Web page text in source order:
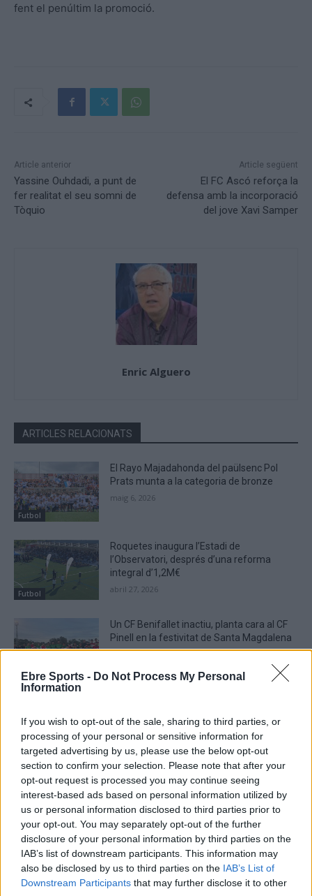
Ebre Sports - Do Not Process My Personal
Information
If you wish to opt-out of the sale, sharing to third parties, or
processing of your personal or sensitive information for
targeted advertising by us, please use the below opt-out
section to confirm your selection. Please note that after your
opt-out request is processed you may continue seeing
interest-based ads based on personal information utilized by
us or personal information disclosed to third parties prior to
your opt-out. You may separately opt-out of the further
disclosure of your personal information by third parties on the
IAB’s list of downstream participants. This information may
also be disclosed by us to third parties on the IAB’s List of
Downstream Participants that may further disclose it to other
fent el penúltim la promoció.
Article anterior
Yassine Ouhdadi, a punt de
fer realitat el seu somni de
Tòquio
Article següent
El FC Ascó reforça la
defensa amb la incorporació
del jove Xavi Samper
Enric Alguero
ARTICLES RELACIONATS
Futbol
El Rayo Majadahonda del paülsenc Pol
Prats munta a la categoria de bronze
maig 6, 2026
Futbol
Roquetes inaugura l’Estadi de
l’Observatori, després d’una reforma
integral d’1,2M€
abril 27, 2026
Futbol
Un CF Benifallet inactiu, planta cara al CF
Pinell en la festivitat de Santa Magdalena
abril 25, 2026
DEIXA UNA RESPOSTA
Comentari: